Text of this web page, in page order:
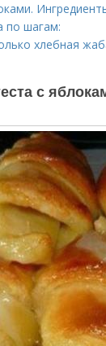
по шагам:
хлебная
с